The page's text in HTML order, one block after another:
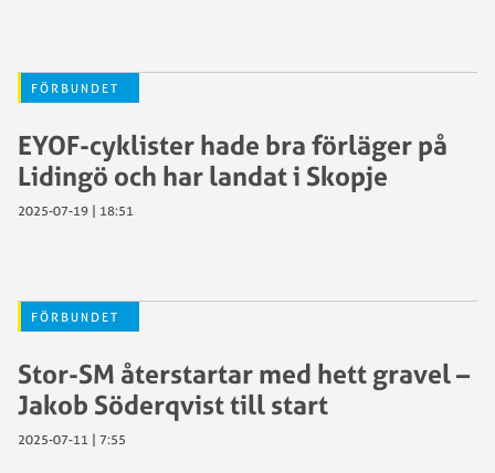
FÖRBUNDET
EYOF-cyklister hade bra förläger på
Lidingö och har landat i Skopje
2025-07-19 | 18:51
FÖRBUNDET
Stor-SM återstartar med hett gravel –
Jakob Söderqvist till start
2025-07-11 | 7:55